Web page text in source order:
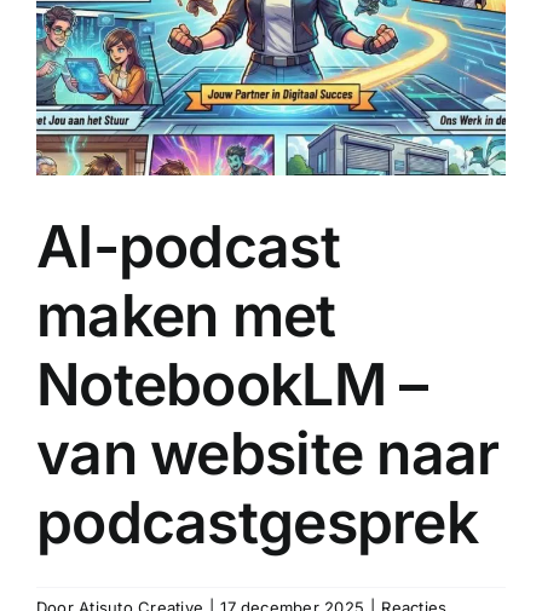
rapporten
AI-podcast
maken met
NotebookLM –
van website naar
podcastgesprek